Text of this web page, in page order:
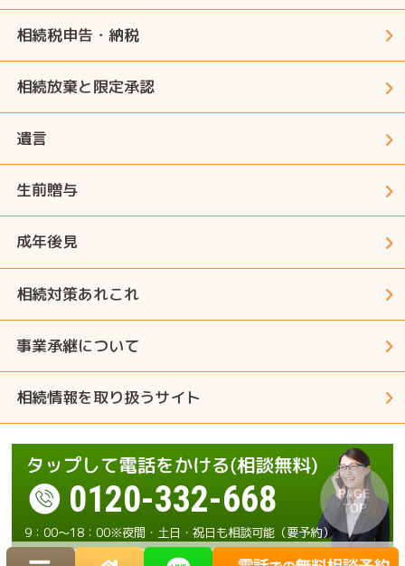
相続税申告・納税
相続放棄と限定承認
遺言
生前贈与
成年後見
相続対策あれこれ
事業承継について
相続情報を取り扱うサイト
0120-332-668
9：00～18：00※夜間・土日・祝日も相談可能（要予約）